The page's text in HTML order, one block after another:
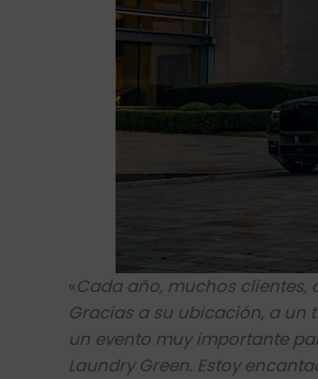
«Cada año, muchos clientes,
Gracias a su ubicación, a un
un evento muy importante
Laundry Green. Estoy